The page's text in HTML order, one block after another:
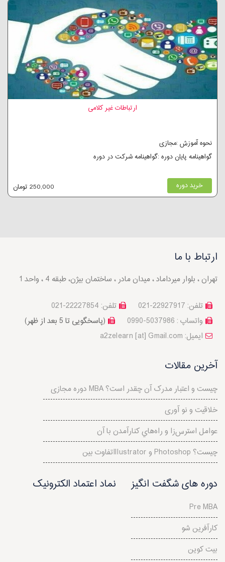
ارتباطات غیر کلامی
نحوه آموزش :مجازی
گواهینامه پایان دوره :گواهینامه شرکت در دوره
خرید دوره 250,000 تومان
ارتباط با ما
تهران ، بلوار میرداماد ، میدان مادر ، ساختمان بیژن، طبقه 4 ، واحد 1
تلفن: 22227854-021
تلفن: 22927917-021
(پاسخگویی تا 5 بعد از ظهر)
واتساپ : 5037986-0990
a2zelearn [at] Gmail.com :ایمیل
آخرین مقالات
دوره مجازی MBA چیست و اعتبار مدرک آن چقدر است؟
خلاقیت و نو آوری
عوامل استرس‌‌زا و راه‌هاي کنارآمدن با آن
تفاوت بینIllustrator و Photoshop چیست؟
دوره های شگفت انگیز
Pre MBA
کارآفرین شو
بیت کوین
نماد اعتماد الکترونیک